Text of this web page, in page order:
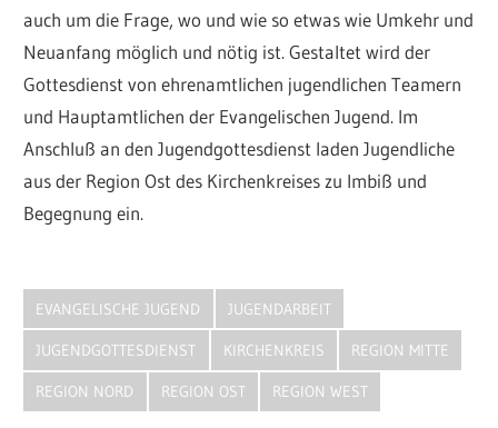
auch um die Frage, wo und wie so etwas wie Umkehr und
Neuanfang möglich und nötig ist. Gestaltet wird der
Gottesdienst von ehrenamtlichen jugendlichen Teamern
und Hauptamtlichen der Evangelischen Jugend. Im
Anschluß an den Jugendgottesdienst laden Jugendliche
aus der Region Ost des Kirchenkreises zu Imbiß und
Begegnung ein.
EVANGELISCHE JUGEND JUGENDARBEIT
JUGENDGOTTESDIENST KIRCHENKREIS REGION MITTE
REGION NORD REGION OST REGION WEST